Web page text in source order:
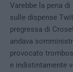
Varebbe la pena
sulle dispense
pregressa di
andava
provocato
e indistintamente